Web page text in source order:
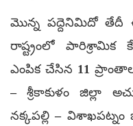
మొన్న పద్దెనిమిదో తేదీ
రాష్ట్రంలో పారిశ్రామిక
ఎంపిక చేసిన 11
– శ్రీకాకుళం జిల్లా
నక్కపల్లి –